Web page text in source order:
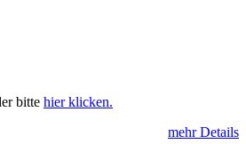
bitte hier klicken.
mehr Details